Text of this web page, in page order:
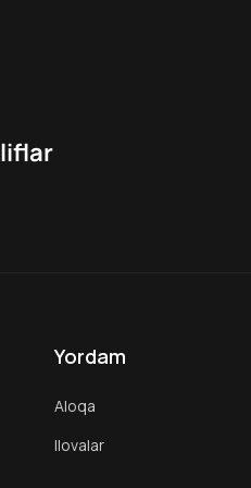
Yordam
Aloqa
Ilovalar